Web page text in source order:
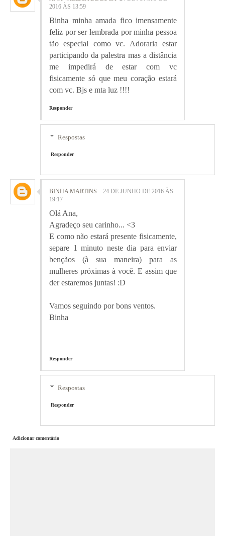
2016 ÀS 13:59
Binha minha amada fico imensamente
feliz por ser lembrada por minha pessoa
tão especial como vc. Adoraria estar
participando da palestra mas a distância
me impedirá de estar com vc
fisicamente só que meu coração estará
com vc. Bjs e mta luz !!!!
Responder
Respostas
Responder
BINHA MARTINS
24 DE JUNHO DE 2016 ÀS
19:17
Olá Ana,
Agradeço seu carinho... <3
E como não estará presente fisicamente,
separe 1 minuto neste dia para enviar
bençãos (à sua maneira) para as
mulheres próximas à você. E assim que
der estaremos juntas! :D
Vamos seguindo por bons ventos.
Binha
Responder
Respostas
Responder
Adicionar comentário